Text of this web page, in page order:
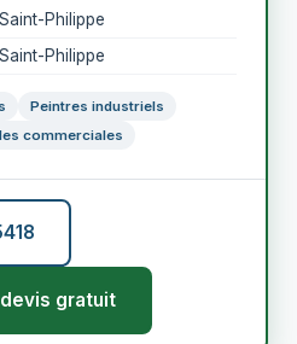
Philippe
Philippe
Peintres industriels
commerciales
gratuit